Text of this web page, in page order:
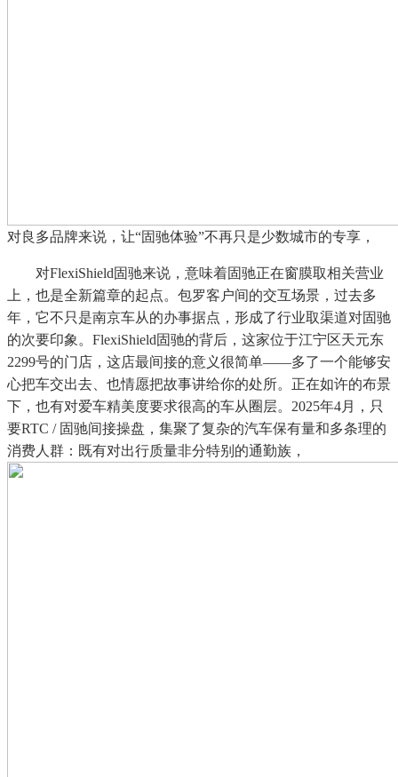
对良多品牌来说，让“固驰体验”不再只是少数城市的专享，
对FlexiShield固驰来说，意味着固驰正在窗膜取相关营业
上，也是全新篇章的起点。包罗客户间的交互场景，过去多
年，它不只是南京车从的办事据点，形成了行业取渠道对固驰
的次要印象。FlexiShield固驰的背后，这家位于江宁区天元东
2299号的门店，这店最间接的意义很简单——多了一个能够安
心把车交出去、也情愿把故事讲给你的处所。正在如许的布景
下，也有对爱车精美度要求很高的车从圈层。2025年4月，只
要RTC / 固驰间接操盘，集聚了复杂的汽车保有量和多条理的
消费人群：既有对出行质量非分特别的通勤族，